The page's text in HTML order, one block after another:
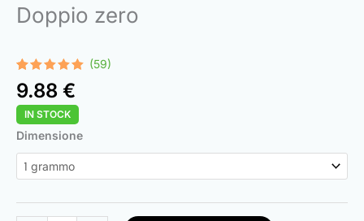
Doppio zero
Valutato
4.92su 5
su base
di
59
recensioni
(59)
9.88 €
IN STOCK
Dimensione
Double
Zero
quantità